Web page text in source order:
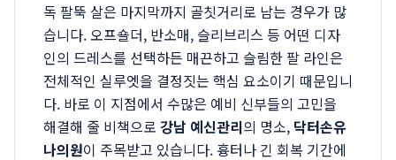
독 팔뚝 살은 마지막까지 골칫거리로 남는 경우가 많
습니다. 오프숄더, 반소매, 슬리브리스 등 어떤 디자
인의 드레스를 선택하든 매끈하고 슬림한 팔 라인은
전체적인 실루엣을 결정짓는 핵심 요소이기 때문입니
다. 바로 이 지점에서 수많은 예비 신부들의 고민을
해결해 줄 비책으로 강남 예신관리의 명소, 닥터손유
나의원이 주목받고 있습니다. 흉터나 긴 회복 기간에